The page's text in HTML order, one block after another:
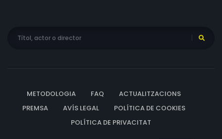
METODOLOGIA FAQ
ACTUALITZACIONS
PREMSA
AVÍS LEGAL
POLÍTICA DE COOKIES
POLÍTICA DE PRIVACITAT